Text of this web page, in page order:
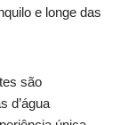
e longe das
são
d’água